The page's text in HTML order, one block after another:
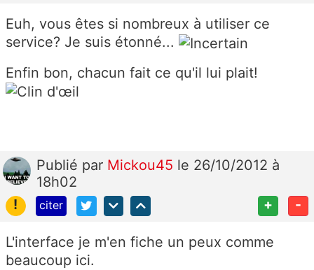
Euh, vous êtes si nombreux à utiliser ce
service? Je suis étonné...
Enfin bon, chacun fait ce qu'il lui plait!
Publié par Mickou45 le 26/10/2012 à
18h02
!
citer + -
L'interface je m'en fiche un peux comme
beaucoup ici.